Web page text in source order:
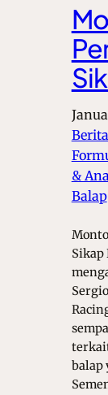
&
Balap
Sikap
balap